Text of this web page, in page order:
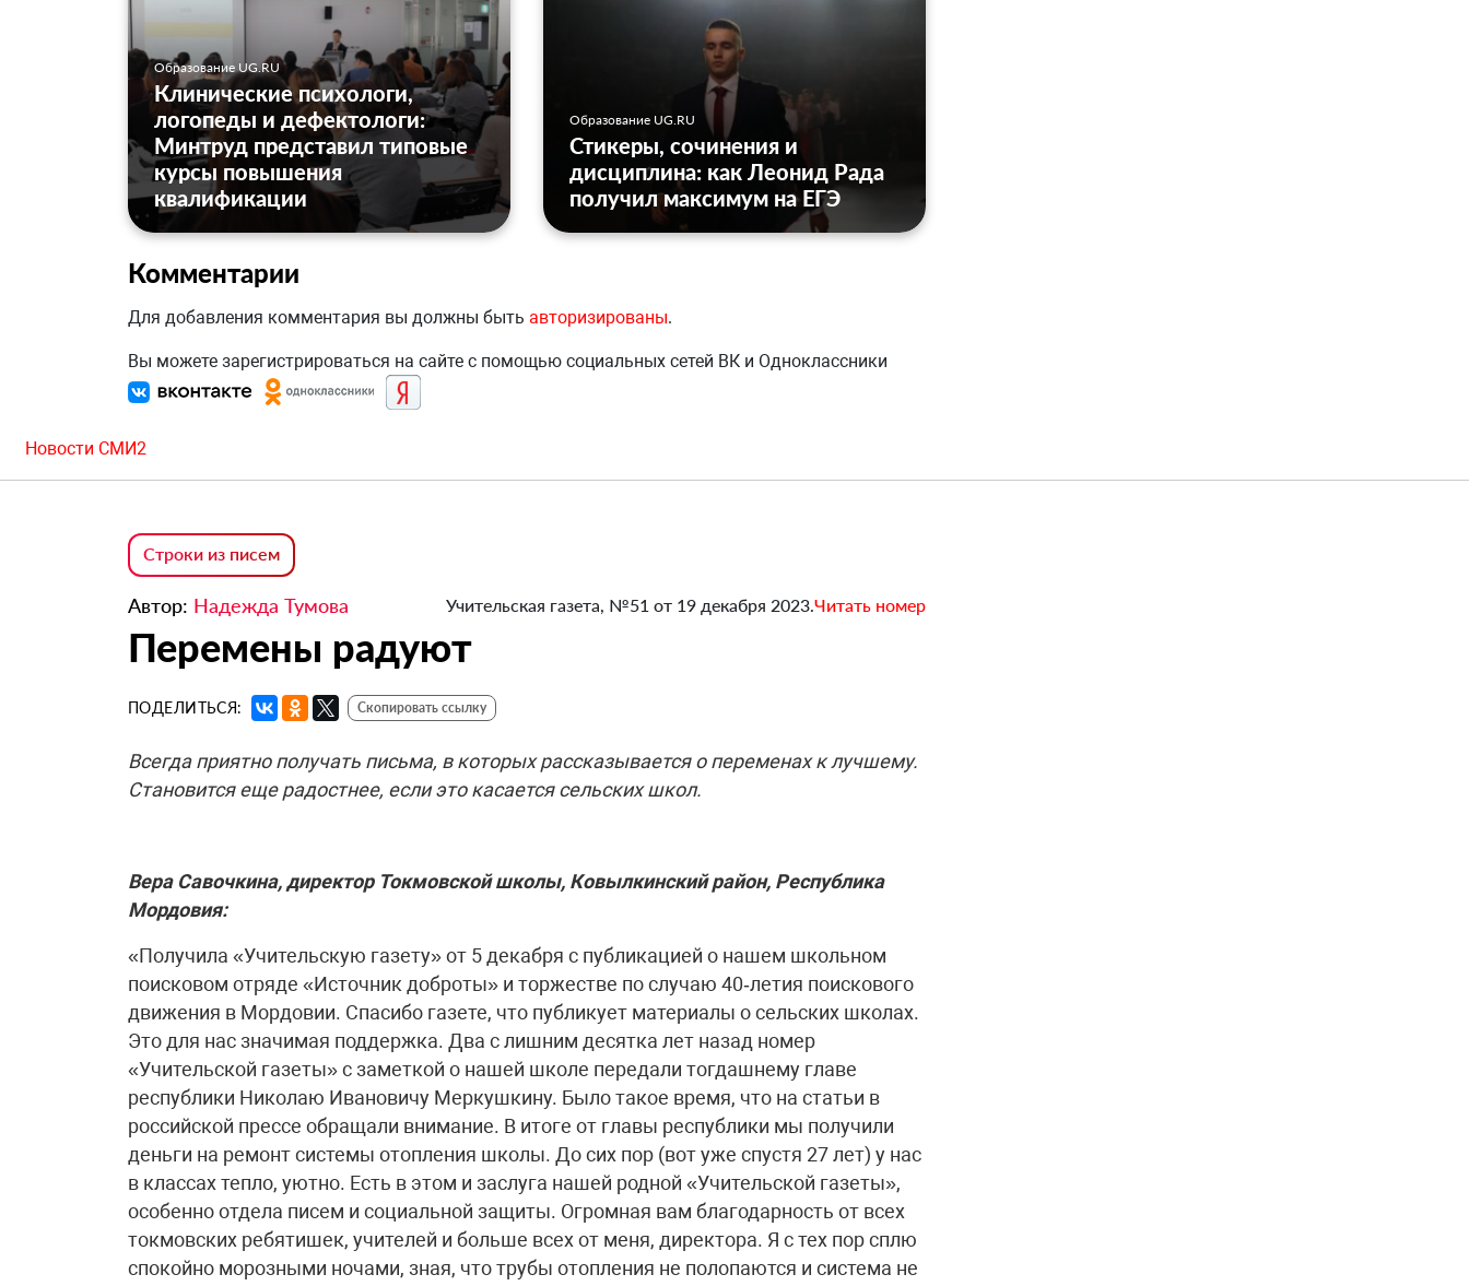
Образование UG.RU
Клинические психологи,
логопеды и дефектологи:
Минтруд представил типовые
курсы повышения
квалификации
Образование UG.RU
Стикеры, сочинения и
дисциплина: как Леонид Рада
получил максимум на ЕГЭ
Комментарии
Для добавления комментария вы должны быть авторизированы.
Вы можете зарегистрироваться на сайте с помощью социальных сетей ВК и Одноклассники
Новости СМИ2
Строки из писем
Автор: Надежда Тумова Учительская газета, №51 от 19 декабря 2023.Читать номер
Перемены радуют
ПОДЕЛИТЬСЯ: Скопировать ссылку
Всегда приятно получать письма, в которых рассказывается о переменах к лучшему.
Становится еще радостнее, если это касается сельских школ.
Вера Савочкина, директор Токмовской школы, Ковылкинский район, Республика
Мордовия:
«Получила «Учительскую газету» от 5 декабря с публикацией о нашем школьном
поисковом отряде «Источник доброты» и торжестве по случаю 40‑летия поискового
движения в Мордовии. Спасибо газете, что публикует материалы о сельских школах.
Это для нас значимая поддержка. Два с лишним десятка лет назад номер
«Учительской газеты» с заметкой о нашей школе передали тогдашнему главе
республики Николаю Ивановичу Меркушкину. Было такое время, что на статьи в
российской прессе обращали внимание. В итоге от главы республики мы получили
деньги на ремонт системы отопления школы. До сих пор (вот уже спустя 27 лет) у нас
в классах тепло, уютно. Есть в этом и заслуга нашей родной «Учительской газеты»,
особенно отдела писем и социальной защиты. Огромная вам благодарность от всех
токмовских ребятишек, учителей и больше всех от меня, директора. Я с тех пор сплю
спокойно морозными ночами, зная, что трубы отопления не полопаются и система не